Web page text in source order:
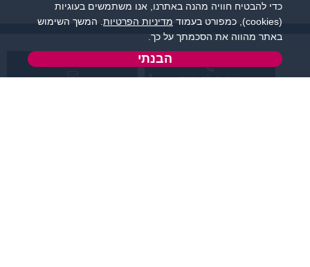
שירות לקוחות:
כדי להבטיח חוויה מהנה באתרנו, אנו משתמשים בעוגיות
(cookies), כמפורט בעמוד
מדיניות הפרטיות . המשך השימוש
באתר מהווה את הסכמתך על כך.
הבנתי